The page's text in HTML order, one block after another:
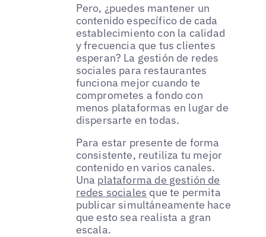
Pero, ¿puedes mantener un
contenido específico de cada
establecimiento con la calidad
y frecuencia que tus clientes
esperan? La gestión de redes
sociales para restaurantes
funciona mejor cuando te
comprometes a fondo con
menos plataformas en lugar de
dispersarte en todas.
Para estar presente de forma
consistente, reutiliza tu mejor
contenido en varios canales.
Una plataforma de gestión de
redes sociales que te permita
publicar simultáneamente hace
que esto sea realista a gran
escala.